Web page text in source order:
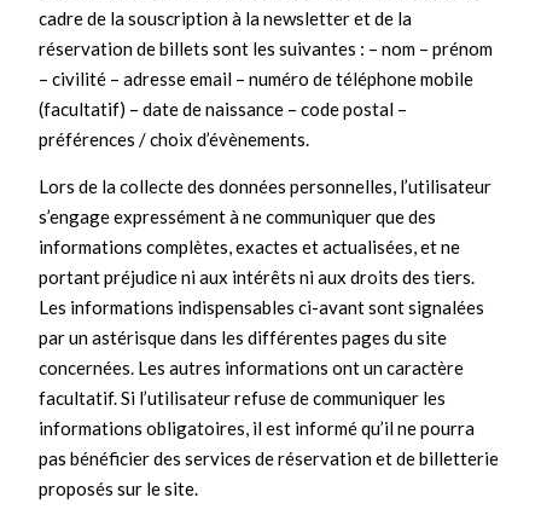
cadre de la souscription à la newsletter et de la
réservation de billets sont les suivantes : – nom – prénom
– civilité – adresse email – numéro de téléphone mobile
(facultatif) – date de naissance – code postal –
préférences / choix d’évènements.
Lors de la collecte des données personnelles, l’utilisateur
s’engage expressément à ne communiquer que des
informations complètes, exactes et actualisées, et ne
portant préjudice ni aux intérêts ni aux droits des tiers.
Les informations indispensables ci-avant sont signalées
par un astérisque dans les différentes pages du site
concernées. Les autres informations ont un caractère
facultatif. Si l’utilisateur refuse de communiquer les
informations obligatoires, il est informé qu’il ne pourra
pas bénéficier des services de réservation et de billetterie
proposés sur le site.